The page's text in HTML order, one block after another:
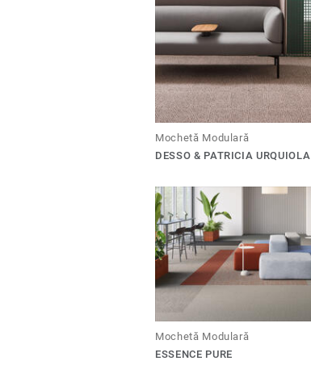
Mochetă Modulară
DESSO & PATRICIA URQUIOLA
Mochetă Modulară
ESSENCE PURE